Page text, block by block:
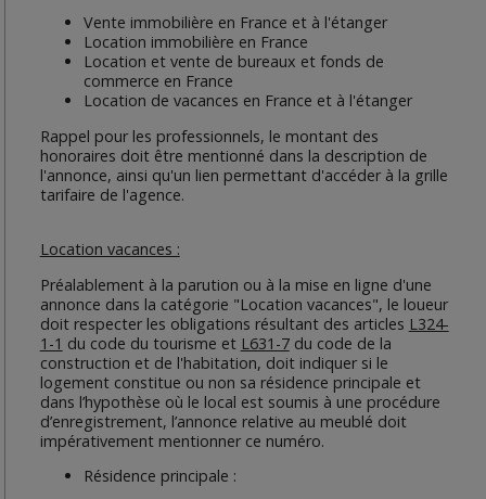
Vente immobilière en France et à l'étanger
Location immobilière en France
Location et vente de bureaux et fonds de
commerce en France
Location de vacances en France et à l'étanger
Rappel pour les professionnels, le montant des
honoraires doit être mentionné dans la description de
l'annonce, ainsi qu'un lien permettant d'accéder à la grille
tarifaire de l'agence.
Location vacances :
Préalablement à la parution ou à la mise en ligne d'une
annonce dans la catégorie "Location vacances", le loueur
doit respecter les obligations résultant des articles L324-
1-1 du code du tourisme et L631-7du code de la
construction et de l'habitation, doit indiquer si le
logement constitue ou non sa résidence principale et
dans l’hypothèse où le local est soumis à une procédure
d’enregistrement, l’annonce relative au meublé doit
impérativement mentionner ce numéro.
Résidence principale :